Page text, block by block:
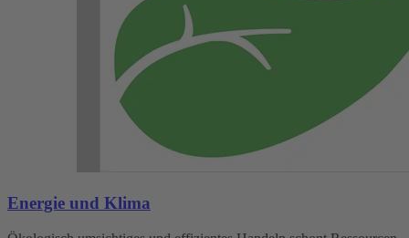
Energie und Klima